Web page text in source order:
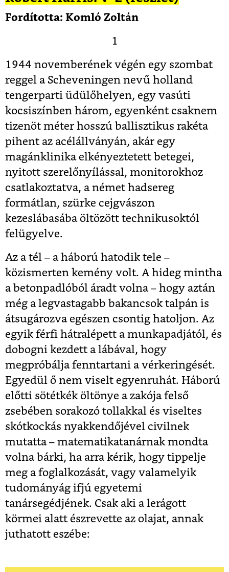
Fordította: Komló Zoltán
1
1944 novemberének végén egy szombat
reggel a Scheveningen nevű holland
tengerparti üdülőhelyen, egy vasúti
kocsiszínben három, egyenként csaknem
tizenöt méter hosszú ballisztikus rakéta
pihent az acélállványán, akár egy
magánklinika elkényeztetett betegei,
nyitott szerelőnyílással, monitorokhoz
csatlakoztatva, a német hadsereg
formátlan, szürke cejgvászon
kezeslábasába öltözött technikusoktól
felügyelve.
Az a tél – a háború hatodik tele –
közismerten kemény volt. A hideg mintha
a betonpadlóból áradt volna – hogy aztán
még a legvastagabb bakancsok talpán is
átsugározva egészen csontig hatoljon. Az
egyik férfi hátralépett a munkapadjától, és
dobogni kezdett a lábával, hogy
megpróbálja fenntartani a vérkeringését.
Egyedül ő nem viselt egyenruhát. Háború
előtti sötétkék öltönye a zakója felső
zsebében sorakozó tollakkal és viseltes
skótkockás nyakkendőjével civilnek
mutatta – matematikatanárnak mondta
volna bárki, ha arra kérik, hogy tippelje
meg a foglalkozását, vagy valamelyik
tudományág ifjú egyetemi
tanársegédjének. Csak aki a lerágott
körmei alatt észrevette az olajat, annak
juthatott eszébe: